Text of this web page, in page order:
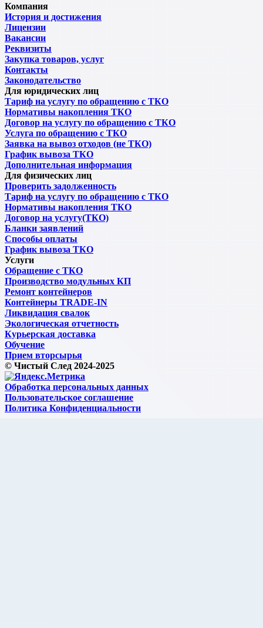
Компания
История и достижения
Лицензии
Вакансии
Реквизиты
Закупка товаров, услуг
Контакты
Законодательство
Для юридических лиц
Тариф на услугу по обращению с ТКО
Нормативы накопления ТКО
Договор на услугу по обращению с ТКО
Услуга по обращению с ТКО
Заявка на вывоз отходов (не ТКО)
График вывоза ТКО
Дополнительная информация
Для физических лиц
Проверить задолженность
Тариф на услугу по обращению с ТКО
Нормативы накопления ТКО
Договор на услугу(ТКО)
Бланки заявлений
Способы оплаты
График вывоза ТКО
Услуги
Обращение с ТКО
Производство модульных КП
Ремонт контейнеров
Контейнеры TRADE-IN
Ликвидация свалок
Экологическая отчетность
Курьерская доставка
Обучение
Прием вторсырья
© Чистый След 2024-2025
Обработка персональных данных
Пользовательское соглашение
Политика Конфиденциальности